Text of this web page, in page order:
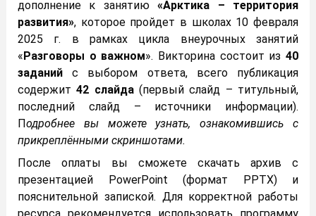
дополнение к занятию«Арктика – территория
развития», которое пройдет в школах 10 февраля
2025 г. в рамках цикла внеурочных занятий
«Разговоры о важном». Викторина состоит из40
заданий с выбором ответа, всего публикация
содержит42 слайда(первый слайд – титульный,
последний слайд – источники информации).
Подробнее вы можете узнать, ознакомившись с
прикреплёнными скриншотами.
После оплаты вы сможете скачать архив с
презентацией PowerPoint (формат PPTX) и
пояснительной запиской. Для корректной работы